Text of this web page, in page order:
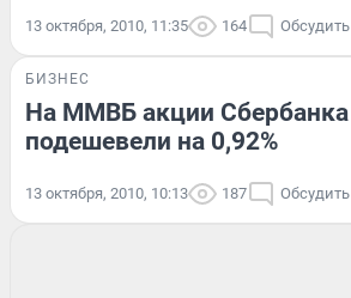
13 октября, 2010, 11:35 164 Обсудить
БИЗНЕС
На ММВБ акции Сбербанка
подешевели на 0,92%
13 октября, 2010, 10:13 187 Обсудить